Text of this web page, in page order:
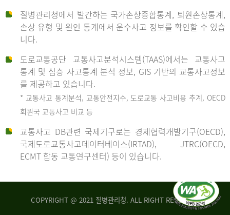
질병관리청에서 발간하는 국가손상종합통계, 퇴원손상통계,
손상 유형 및 원인 통계에서 운수사고 정보를 확인할 수 있습
니다.
도로교통공단 교통사고분석시스템(TAAS)에서는 교통사고
통계 및 심층 사고통계 분석 정보, GIS 기반의 교통사고정보
를 제공하고 있습니다.
* 교통사고 통계분석, 교통안전지수, 도로교통 사고비용 추계, OECD
회원국 교통사고 비교 등
교통사고 DB관련 국제기구로는 경제협력개발기구(OECD),
국제도로교통사고데이터베이스(IRTAD), JTRC(OECD,
ECMT 합동 교통연구센터) 등이 있습니다.
COPYRIGHT @ 2021 질병관리청. ALL RIGHT RESERVED